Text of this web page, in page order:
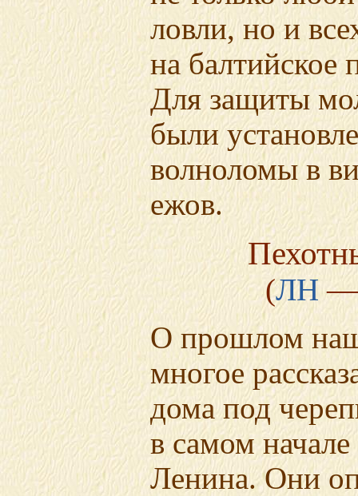
ловли, но и
на балтийское
Для защиты
были
волноломы в
ежов.
(ЛН—
О прошлом
многое
дома под
в самом начале
Ленина. Они